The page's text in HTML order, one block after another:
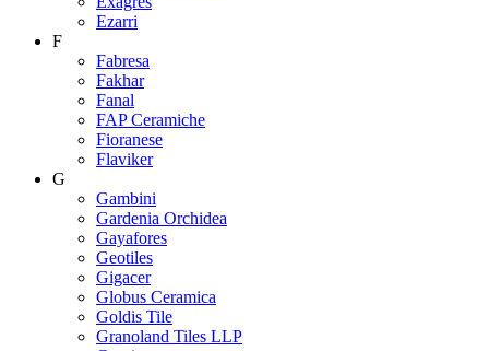
Ezarri
F
Fabresa
Fakhar
Fanal
FAP Ceramiche
Fioranese
Flaviker
G
Gambini
Gardenia Orchidea
Gayafores
Geotiles
Gigacer
Globus Ceramica
Goldis Tile
Granoland Tiles LLP